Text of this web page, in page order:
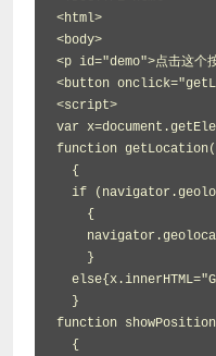
<html>
<body>
<p id="demo">点击这个
<button
<script>
var
function
function